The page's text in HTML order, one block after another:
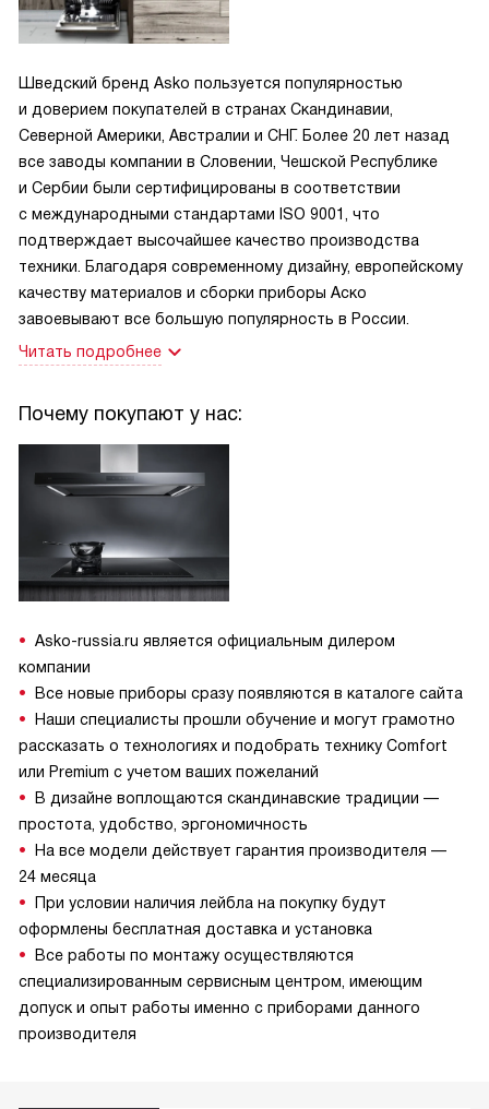
Шведский бренд Asko пользуется популярностью
и доверием покупателей в странах Скандинавии,
Северной Америки, Австралии и СНГ. Более 20 лет назад
все заводы компании в Словении, Чешской Республике
и Сербии были сертифицированы в соответствии
с международными стандартами ISO 9001, что
подтверждает высочайшее качество производства
техники. Благодаря современному дизайну, европейскому
качеству материалов и сборки приборы Аско
завоевывают все большую популярность в России.
Читать подробнее
Почему покупают у нас:
Asko-russia.ru является официальным дилером
компании
Все новые приборы сразу появляются в каталоге сайта
Наши специалисты прошли обучение и могут грамотно
рассказать о технологиях и подобрать технику Comfort
или Premium с учетом ваших пожеланий
В дизайне воплощаются скандинавские традиции —
простота, удобство, эргономичность
На все модели действует гарантия производителя —
24 месяца
При условии наличия лейбла на покупку будут
оформлены бесплатная доставка и установка
Все работы по монтажу осуществляются
специализированным сервисным центром, имеющим
допуск и опыт работы именно с приборами данного
производителя